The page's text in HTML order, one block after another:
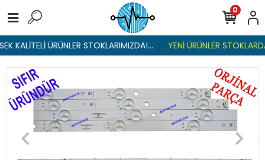
KALİTELİ ÜRÜNLER STOKLARIMIZDA!... YENİ ÜRÜNLER
0